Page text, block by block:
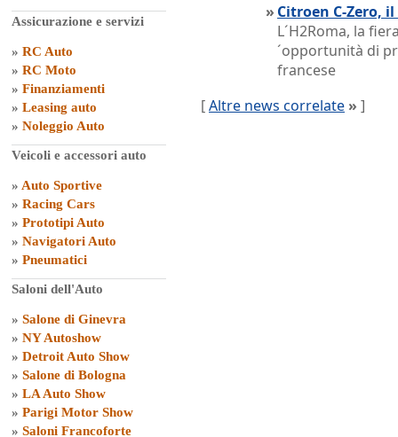
Assicurazione e servizi
» RC Auto
» RC Moto
» Finanziamenti
» Leasing auto
» Noleggio Auto
Veicoli e accessori auto
» Auto Sportive
» Racing Cars
» Prototipi Auto
» Navigatori Auto
» Pneumatici
Saloni dell'Auto
» Salone di Ginevra
» NY Autoshow
» Detroit Auto Show
» Salone di Bologna
» LA Auto Show
» Parigi Motor Show
» Saloni Francoforte
» Citroen C-Zero,
L´H2Roma, la
´opportunità di
francese
[Altre news correlate » ]